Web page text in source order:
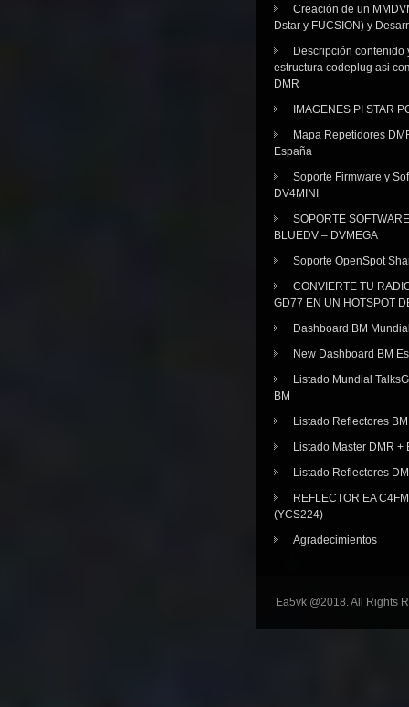
Creación de un
Dstar y FUCSION) y
Descripción contenido
estructura codeplug asi
DMR
IMAGENES PI STAR
Mapa Repetidores
España
Soporte Firmware y
DV4MINI
SOPORTE SOFTWARE
BLUEDV – DVMEGA
Soporte OpenSpot
CONVIERTE TU
GD77 EN UN HOTSPOT
Dashboard BM
New Dashboard BM
Listado Mundial
BM
Listado Reflectores BM
Listado Master DMR +
Listado Reflectores
REFLECTOR EA
(YCS224)
Agradecimientos
Ea5vk @2018. All Rights